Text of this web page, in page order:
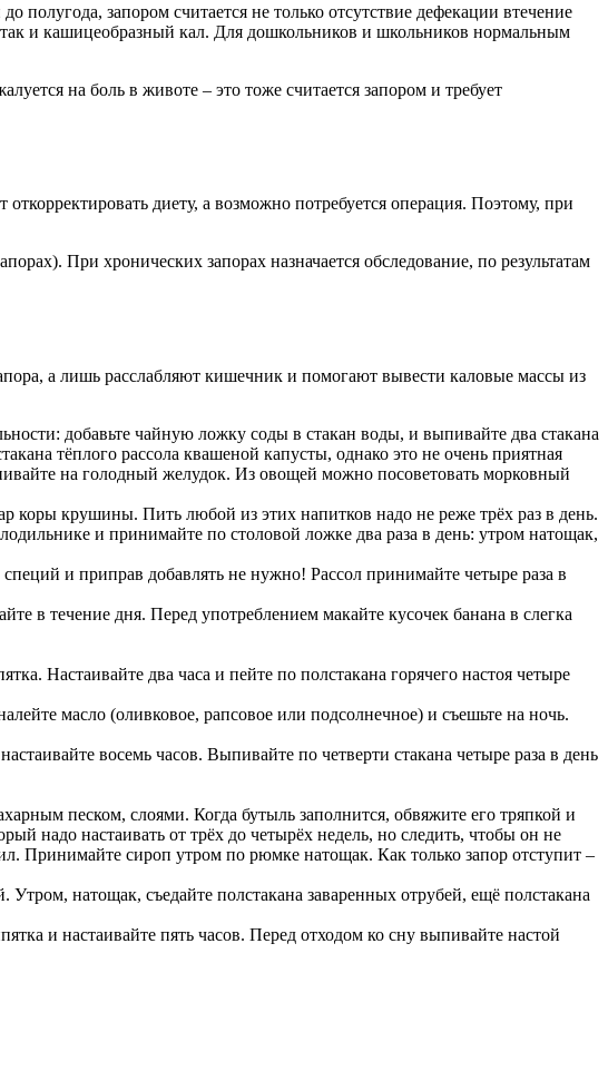
полугода, запором считается не только отсутствие дефекации втечение
и кашицеобразный кал. Для дошкольников и школьников нормальным
на боль в животе – это тоже считается запором и требует
диету, а возможно потребуется операция. Поэтому, при
При хронических запорах назначается обследование, по результатам
а лишь расслабляют кишечник и помогают вывести каловые массы из
добавьте чайную ложку соды в стакан воды, и выпивайте два стакана
тёплого рассола квашеной капусты, однако это не очень приятная
на голодный желудок. Из овощей можно посоветовать морковный
крушины. Пить любой из этих напитков надо не реже трёх раз в день.
и принимайте по столовой ложке два раза в день: утром натощак,
и приправ добавлять не нужно! Рассол принимайте четыре раза в
в течение дня. Перед употреблением макайте кусочек банана в слегка
Настаивайте два часа и пейте по полстакана горячего настоя четыре
масло (оливковое, рапсовое или подсолнечное) и съешьте на ночь.
восемь часов. Выпивайте по четверти стакана четыре раза в день
песком, слоями. Когда бутыль заполнится, обвяжите его тряпкой и
надо настаивать от трёх до четырёх недель, но следить, чтобы он не
Принимайте сироп утром по рюмке натощак. Как только запор отступит –
натощак, съедайте полстакана заваренных отрубей, ещё полстакана
и настаивайте пять часов. Перед отходом ко сну выпивайте настой